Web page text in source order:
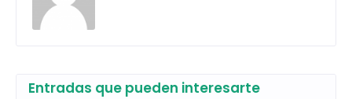
Entradas que pueden interesarte